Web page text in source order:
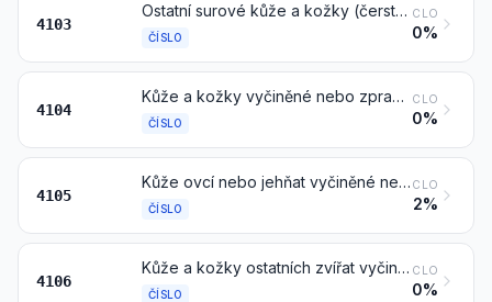
4103
Ostatní surové kůže a kožky (čerstvé nebo solené, sušené, vápněné, piklované nebo jinak konzervované, avšak nevyčiněné, nezpracované na pergamen ani jinak neupravené), též odchlupené nebo štípané, jiné než vyloučené poznámkou 1 b) nebo 1 c) k této kapitole
ČÍSLO
CLO
0%
4104
Kůže a kožky vyčiněné nebo zpracované na crust z hovězího dobytka (včetně buvolů) nebo koní a jiných lichokopytníků, odchlupené, též štípané, avšak dále neupravené
ČÍSLO
CLO
0%
4105
Kůže ovcí nebo jehňat vyčiněné nebo zpracované na crust, odchlupené, též štípané, avšak dále neupravené
ČÍSLO
CLO
2%
4106
Kůže a kožky ostatních zvířat vyčiněné nebo zpracované na crust, odchlupené, též štípané, avšak dále neupravené
ČÍSLO
CLO
0%